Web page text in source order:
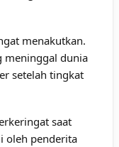
menakutkan.
meninggal dunia
setelah tingkat
saat
oleh penderita